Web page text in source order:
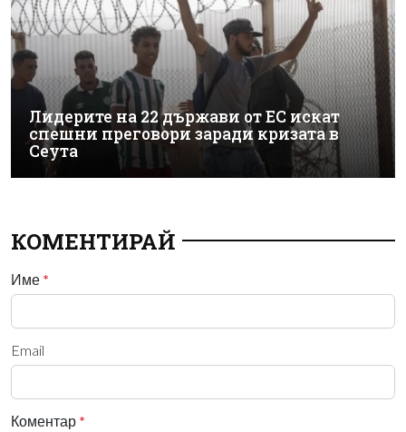
Лидерите на 22 държави от ЕС искат
спешни преговори заради кризата в
Сеута
КОМЕНТИРАЙ
Име *
Email
Коментар *